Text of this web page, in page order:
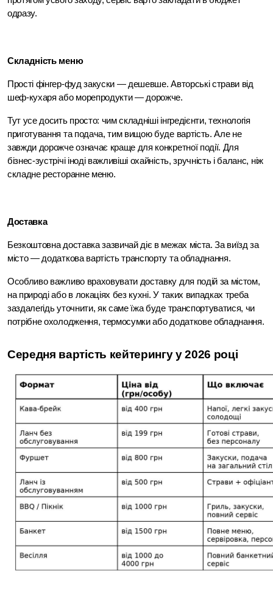
одразу.
Складність меню
Прості фінгер-фуд закуски — дешевше. Авторські страви від
шеф-кухаря або морепродукти — дорожче.
Тут усе досить просто: чим складніші інгредієнти, технологія
приготування та подача, тим вищою буде вартість. Але не
завжди дорожче означає краще для конкретної події. Для
бізнес-зустрічі іноді важливіші охайність, зручність і баланс, ніж
складне ресторанне меню.
Доставка
Безкоштовна доставка зазвичай діє в межах міста. За виїзд за
місто — додаткова вартість транспорту та обладнання.
Особливо важливо враховувати доставку для подій за містом,
на природі або в локаціях без кухні. У таких випадках треба
заздалегідь уточнити, як саме їжа буде транспортуватися, чи
потрібне охолодження, термосумки або додаткове обладнання.
Середня вартість кейтерингу у 2026 році